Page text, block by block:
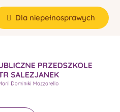
Dla niepełnosprawych